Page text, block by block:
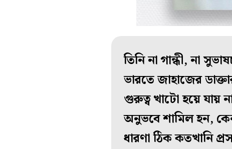
তিনি না গান্ধী, না
ভারতে জাহাজের
গুরুত্ব খাটো হয়ে যায়
অনুভবে শামিল হন,
ধারণা ঠিক কতখানি